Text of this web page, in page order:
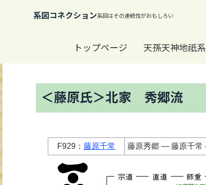
系図コネクション
トップページ 天孫天神地祇系
＜藤原氏＞北家 秀郷流
F929： 藤原千常 藤原秀郷 ― 藤原千